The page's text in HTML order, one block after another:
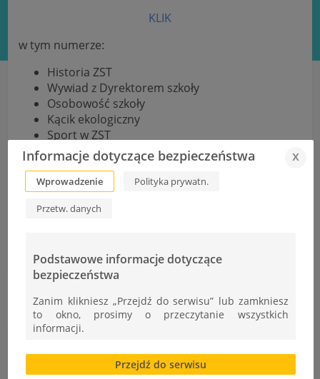
KLIK
w tym numerze:
Historia ZST
Wywiad z Dyrektorem szkoły
Osobowość szkoły
Kącik ekologiczny
Sport w ZST
Coś ciekawego z języka angielskiego
Szkoła na wesoło
Konkurs na logo gazetki
Wybory w SKT PTTK "Wehikuł"
Informacje
Informacje dotyczące bezpieczeństwa x
Wprowadzenie Polityka prywatn.
Przetw. danych
Podstawowe informacje dotyczące
bezpieczeństwa
Zanim klikniesz „Przejdź do serwisu” lub zamkniesz
to okno, prosimy o przeczytanie wszystkich
informacji.
Brak zgody bądź ograniczenie funkcjonalności plików
cookies lub local storage, może utrudnić lub
Przejdź do serwisu